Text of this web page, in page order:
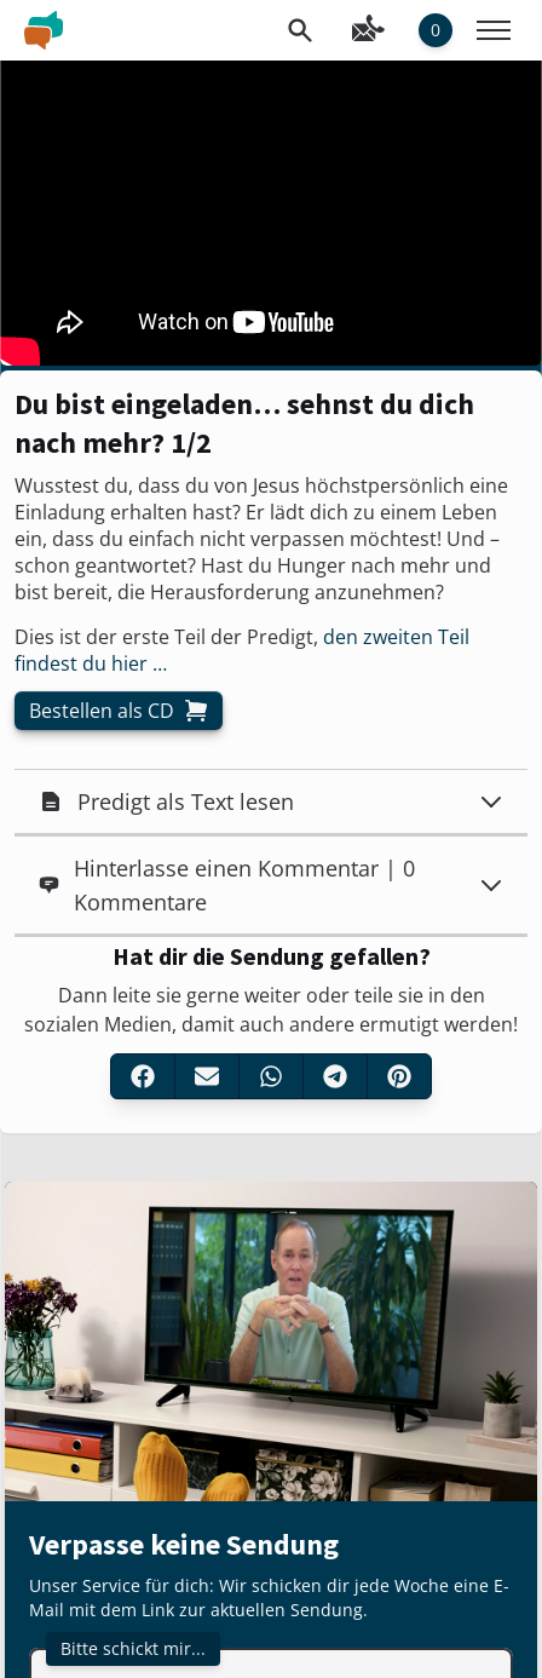
0
Du bist eingeladen… sehnst du dich
nach mehr? 1/2
Wusstest du, dass du von Jesus höchstpersönlich eine
Einladung erhalten hast? Er lädt dich zu einem Leben
ein, dass du einfach nicht verpassen möchtest! Und –
schon geantwortet? Hast du Hunger nach mehr und
bist bereit, die Herausforderung anzunehmen?
Dies ist der erste Teil der Predigt, den zweiten Teil
findest du hier …
Bestellen als CD
Predigt als Text lesen
Hinterlasse einen Kommentar | 0
Kommentare
Hat dir die Sendung gefallen?
Dann leite sie gerne weiter oder teile sie in den
sozialen Medien, damit auch andere ermutigt werden!
Verpasse keine Sendung
Unser Service für dich: Wir schicken dir jede Woche eine E-
Mail mit dem Link zur aktuellen Sendung.
Bitte schickt mir...